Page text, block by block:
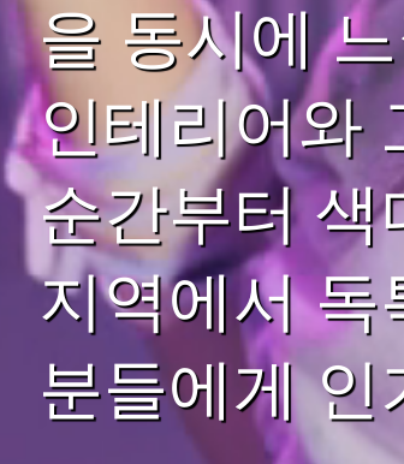
을 동시에
인테리어와
순간부터 색
지역에서 독
분들에게 인